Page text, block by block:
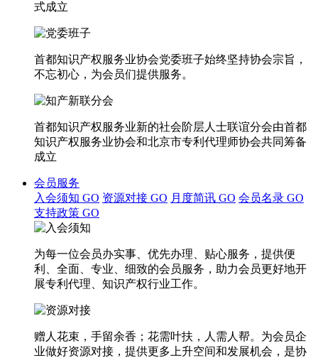
式成立
首都知识产权服务业协会党委班子始终坚持协会宗旨，
不忘初心，为会员们提供服务。
首都知识产权服务业新的社会阶层人士联谊分会由首都
知识产权服务业协会和北京市专利代理师协会共同筹备
成立
会员服务
入会须知 GO 资源对接 GO 月度简讯 GO 会员名录 GO
支持政策 GO
为每一位会员办实事、优先办理、贴心服务，提供便
利、全面、专业、细致的会员服务，助力会员更好地开
展专利代理、知识产权行业工作。
赠人花束，手留余香；花需叶扶，人需人帮。为会员企
业做好资源对接，提供更多上升空间和发展机会，是协